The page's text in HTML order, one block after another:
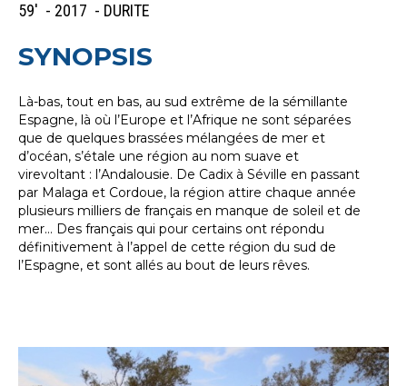
59' - 2017 - DURITE
SYNOPSIS
Là-bas, tout en bas, au sud extrême de la sémillante
Espagne, là où l’Europe et l’Afrique ne sont séparées
que de quelques brassées mélangées de mer et
d’océan, s’étale une région au nom suave et
virevoltant : l’Andalousie. De Cadix à Séville en passant
par Malaga et Cordoue, la région attire chaque année
plusieurs milliers de français en manque de soleil et de
mer… Des français qui pour certains ont répondu
définitivement à l’appel de cette région du sud de
l’Espagne, et sont allés au bout de leurs rêves.